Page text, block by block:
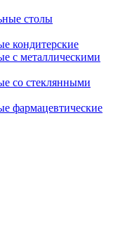
столы
кондитерские
с металлическими
со стеклянными
фармацевтические